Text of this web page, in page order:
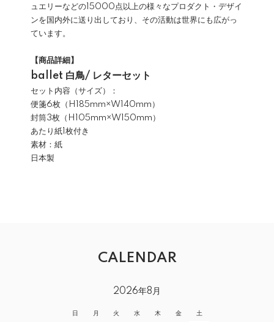
ュエリーなどの15000点以上の様々なプロダクト・デザイ
ンを国内外に送り出しており、その活動は世界にも広がっ
ています。
【商品詳細】
ballet 白鳥/ レターセット
セット内容（サイズ）：
便箋6枚（H185mm×W140mm）
封筒3枚（H105mm×W150mm）
あたり紙1枚付き
素材：紙
日本製
CALENDAR
2026年8月
日 月 火 水 木 金 土